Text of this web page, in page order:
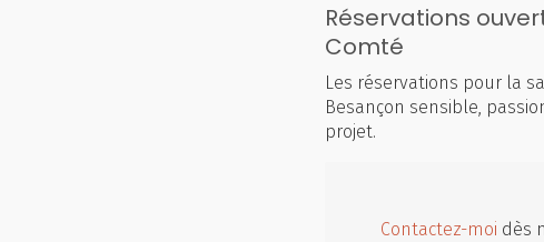
Réservations
Comté
Les réservations pour la
Besançon sensible,
projet.
Contactez-moi dès